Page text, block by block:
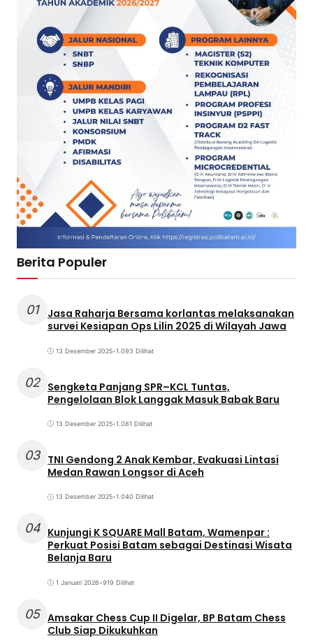
Berita Populer
01
Jasa Raharja Bersama korlantas melaksanakan
survei Kesiapan Ops Lilin 2025 di Wilayah Jawa
13 Desember 2025•1.093 Dilihat
02 Sengketa Panjang SPR–KCL Tuntas,
Pengelolaan Blok Langgak Masuk Babak Baru
13 Desember 2025•1.081 Dilihat
03 TNI Gendong 2 Anak Kembar, Evakuasi Lintasi
Medan Rawan Longsor di Aceh
13 Desember 2025•1.040 Dilihat
04 Kunjungi K SQUARE Mall Batam, Wamenpar :
Perkuat Posisi Batam sebagai Destinasi Wisata
Belanja Baru
1 Januari 2026•919 Dilihat
05 Amsakar Chess Cup II Digelar, BP Batam Chess
Club Siap Dikukuhkan